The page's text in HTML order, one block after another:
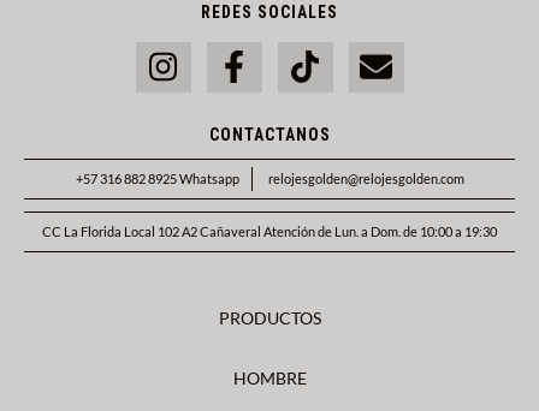
REDES SOCIALES
CONTACTANOS
+57 316 882 8925 Whatsapp relojesgolden@relojesgolden.com
CC La Florida Local 102 A2 Cañaveral Atención de Lun. a Dom. de 10:00 a 19:30
PRODUCTOS
HOMBRE